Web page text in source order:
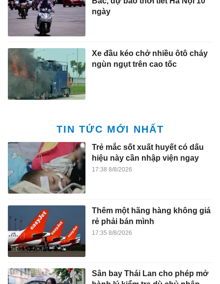
ngày
Xe đầu kéo chở nhiều ôtô cháy
ngùn ngụt trên cao tốc
TIN TỨC MỚI NHẤT
Trẻ mắc sốt xuất huyết có dấu
hiệu này cần nhập viện ngay
17:38 8/8/2026
Thêm một hãng hàng không giá
rẻ phải bán mình
17:35 8/8/2026
Sân bay Thái Lan cho phép mở